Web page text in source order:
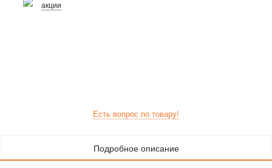
акции
Есть вопрос по товару!
Подробное описание